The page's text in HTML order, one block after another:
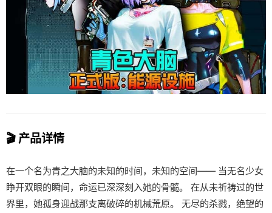
🎬 产品详情
在一个名为青之大脑的未知的时间，未知的空间—— 当无名少女
睁开双眼的瞬间，命运已深深刻入她的骨髓。 在从未祈祷过的世
界里，她孤身迎战那支离破碎的机械荒原。 无尽的杀戮，绝望的